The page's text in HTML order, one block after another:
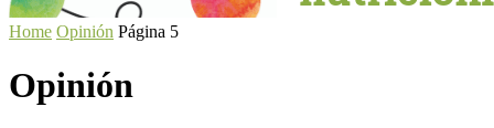
Home Opinión Página 5
Opinión